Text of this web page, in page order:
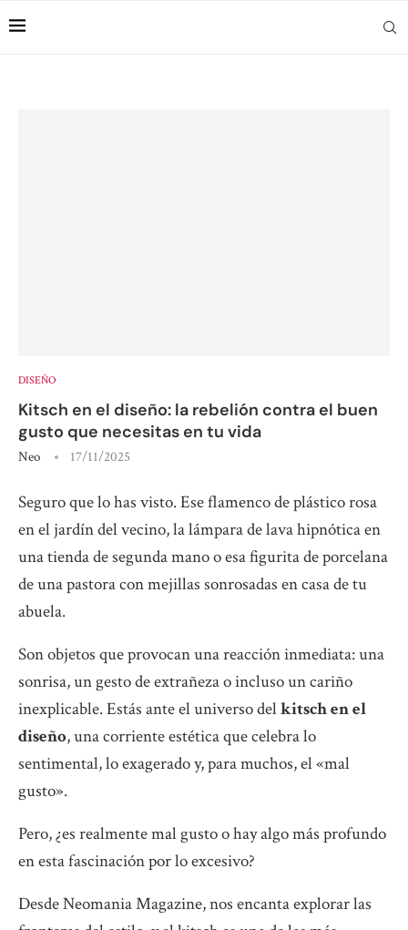
DISEÑO
Kitsch en el diseño: la rebelión contra el buen
gusto que necesitas en tu vida
Neo 17/11/2025
Seguro que lo has visto. Ese flamenco de plástico rosa
en el jardín del vecino, la lámpara de lava hipnótica en
una tienda de segunda mano o esa figurita de porcelana
de una pastora con mejillas sonrosadas en casa de tu
abuela.
Son objetos que provocan una reacción inmediata: una
sonrisa, un gesto de extrañeza o incluso un cariño
inexplicable. Estás ante el universo delkitsch en el
diseño, una corriente estética que celebra lo
sentimental, lo exagerado y, para muchos, el «mal
gusto».
Pero, ¿es realmente mal gusto o hay algo más profundo
en esta fascinación por lo excesivo?
Desde Neomania Magazine, nos encanta explorar las